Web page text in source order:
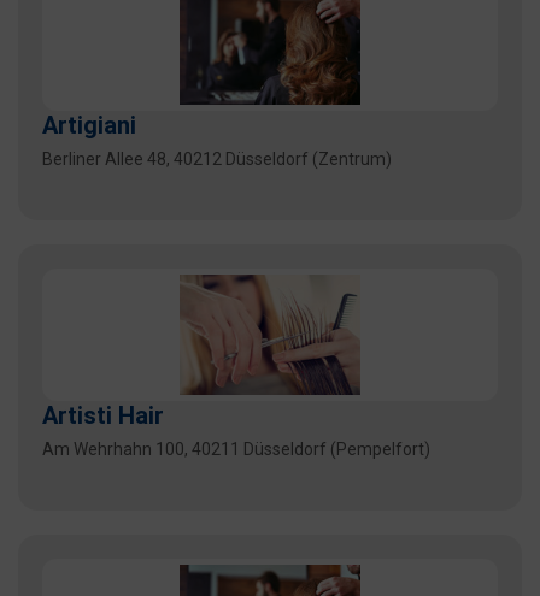
Artigiani
Berliner Allee 48, 40212 Düsseldorf (Zentrum)
Artisti Hair
Am Wehrhahn 100, 40211 Düsseldorf (Pempelfort)